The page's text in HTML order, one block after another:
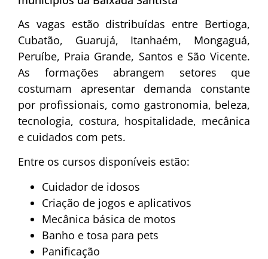
As vagas estão distribuídas entre Bertioga,
Cubatão, Guarujá, Itanhaém, Mongaguá,
Peruíbe, Praia Grande, Santos e São Vicente.
As formações abrangem setores que
costumam apresentar demanda constante
por profissionais, como gastronomia, beleza,
tecnologia, costura, hospitalidade, mecânica
e cuidados com pets.
Entre os cursos disponíveis estão:
Cuidador de idosos
Criação de jogos e aplicativos
Mecânica básica de motos
Banho e tosa para pets
Panificação